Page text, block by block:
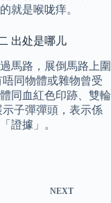
就是喉咙痒。
出处是哪儿
馬路，展倒馬路上圍
同物體或雜物曾受
同血紅色印跡、雙輪
子彈彈頭，表示係
證據」。
NEXT